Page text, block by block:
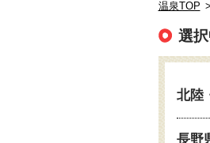
温泉TOP >
選
北陸
長野